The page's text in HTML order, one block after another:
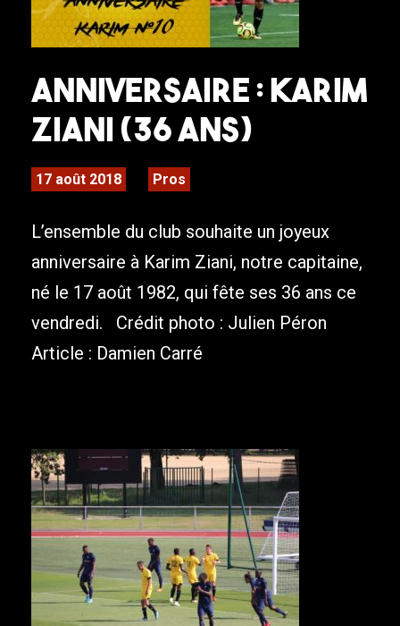
Anniversaire : Karim
Ziani (36 ans)
17 août 2018 Pros
L’ensemble du club souhaite un joyeux
anniversaire à Karim Ziani, notre capitaine,
né le 17 août 1982, qui fête ses 36 ans ce
vendredi. Crédit photo : Julien Péron
Article : Damien Carré